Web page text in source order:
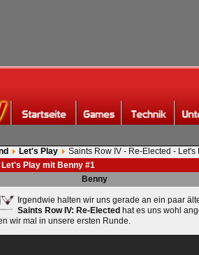
Let's Play
Saints Row IV - Re-Elected - Let's
Play mit Benny #1
Benny
Irgendwie halten wir uns gerade an ein paar
Saints Row IV: Re-Elected hat es uns wohl
wir mal in unsere ersten Runde.